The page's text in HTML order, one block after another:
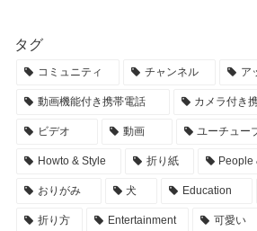
タグ
コミュニティ チャンネル ア
動画機能付き携帯電話 カメラ付き
ビデオ 動画 ユーチュー
Howto & Style 折り紙 People
おりがみ 犬 Education
折り方 Entertainment 可愛い